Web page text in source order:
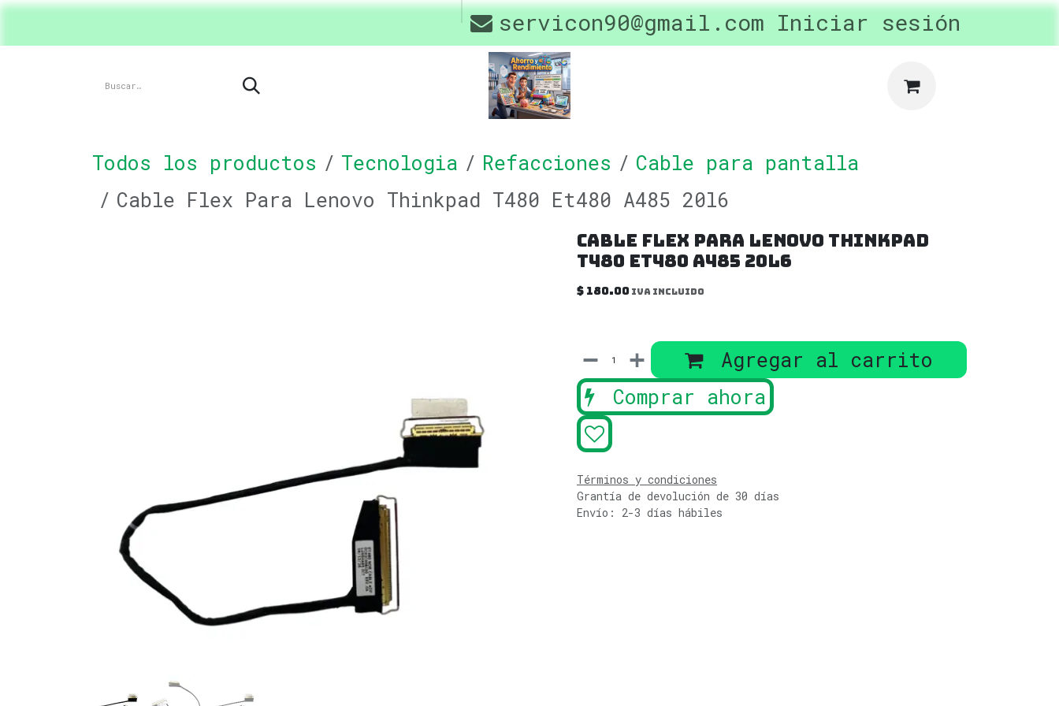
Ir al contenido Drivers Contáctenos Ofertas y Promociones
servicon90@gmail.com Iniciar sesión
Todos los productos Tecnologia Refacciones
Cable para pantalla
Cable Flex Para Lenovo Thinkpad T480 Et480 A485 20l6
Cable Flex Para Lenovo Thinkpad
T480 Et480 A485 20l6
$ 180.00 IVA incluido
Agregar al carrito
Comprar ahora
Términos y condiciones
Grantía de devolución de 30 días
Envío: 2-3 días hábiles